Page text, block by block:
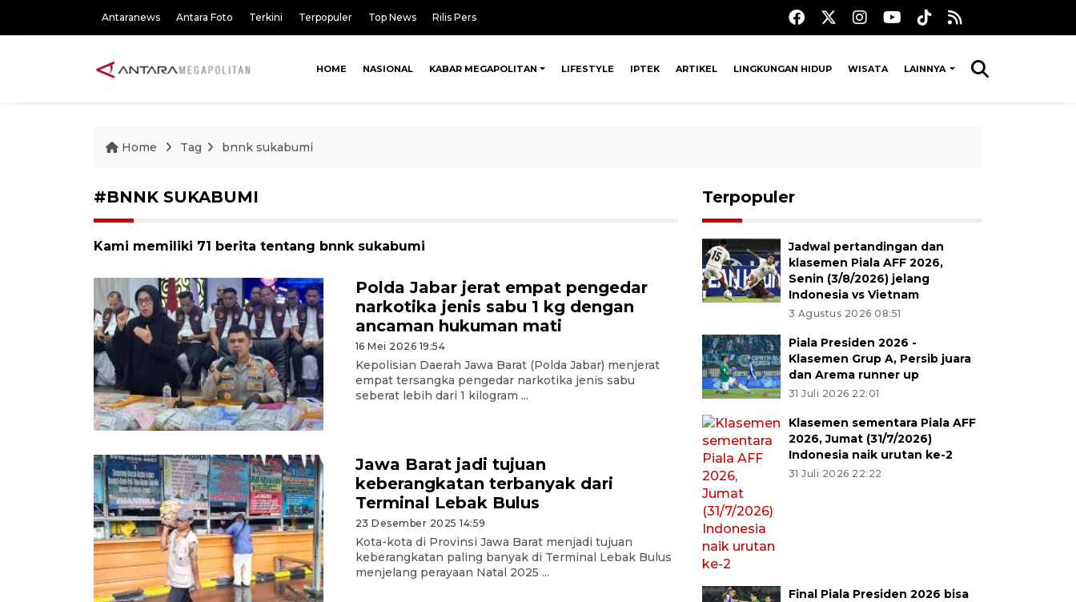
Antaranews Antara Foto Terkini Terpopuler Top News Rilis Pers
HOME NASIONAL KABAR MEGAPOLITAN LIFESTYLE IPTEK ARTIKEL LINGKUNGAN HIDUP WISATA LAINNYA
Home Tag bnnk sukabumi
#BNNK SUKABUMI
Kami memiliki 71 berita tentang bnnk sukabumi
Polda Jabar jerat empat pengedar
narkotika jenis sabu 1 kg dengan
ancaman hukuman mati
16 Mei 2026 19:54
Kepolisian Daerah Jawa Barat (Polda Jabar) menjerat
empat tersangka pengedar narkotika jenis sabu
seberat lebih dari 1 kilogram ...
Jawa Barat jadi tujuan
keberangkatan terbanyak dari
Terminal Lebak Bulus
23 Desember 2025 14:59
Kota-kota di Provinsi Jawa Barat menjadi tujuan
keberangkatan paling banyak di Terminal Lebak Bulus
menjelang perayaan Natal 2025 ...
Terpopuler
Jadwal pertandingan dan
klasemen Piala AFF 2026,
Senin (3/8/2026) jelang
Indonesia vs Vietnam
3 Agustus 2026 08:51
Piala Presiden 2026 -
Klasemen Grup A, Persib juara
dan Arema runner up
31 Juli 2026 22:01
Klasemen sementara Piala AFF
2026, Jumat (31/7/2026)
Indonesia naik urutan ke-2
31 Juli 2026 22:22
Final Piala Presiden 2026 bisa